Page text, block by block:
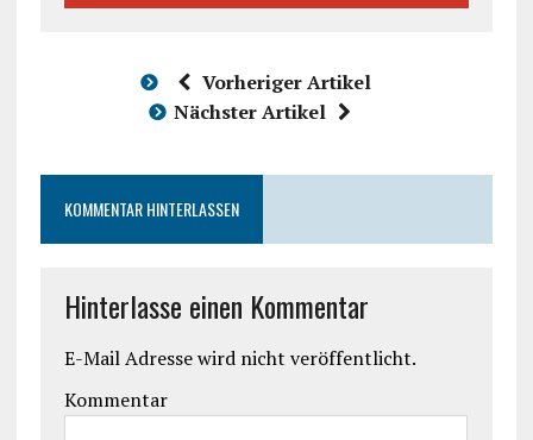
Vorheriger Artikel
Nächster Artikel
KOMMENTAR HINTERLASSEN
Hinterlasse einen Kommentar
E-Mail Adresse wird nicht veröffentlicht.
Kommentar